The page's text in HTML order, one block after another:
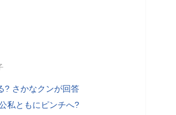
? さかなクンが回答
私ともにピンチへ?